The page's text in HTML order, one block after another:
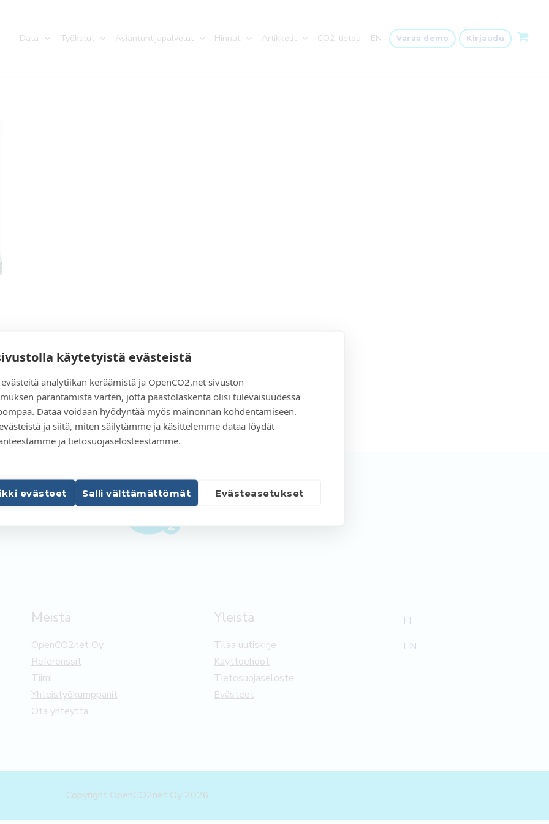
käytetyistä evästeistä
analytiikan keräämistä ja OpenCO2.net sivuston
parantamista varten, jotta päästölaskenta olisi tulevaisuudessa
Dataa voidaan hyödyntää myös mainonnan kohdentamiseen.
ja siitä, miten säilytämme ja käsittelemme dataa löydät
ja tietosuojaselosteestamme.
evästeet Salli välttämättömät Evästeasetukset
Data Työkalut Asiantuntijapalvelut Hinnat Artikkelit CO2-tietoa EN Varaa demo Kirjaudu
Meistä
OpenCO2net Oy
Referenssit
Tiimi
Yhteistyökumppanit
Ota yhteyttä
Yleistä
Tilaa uutiskirje
Käyttöehdot
Tietosuojaseloste
Evästeet
FI
EN
Copyright OpenCO2net Oy 2026